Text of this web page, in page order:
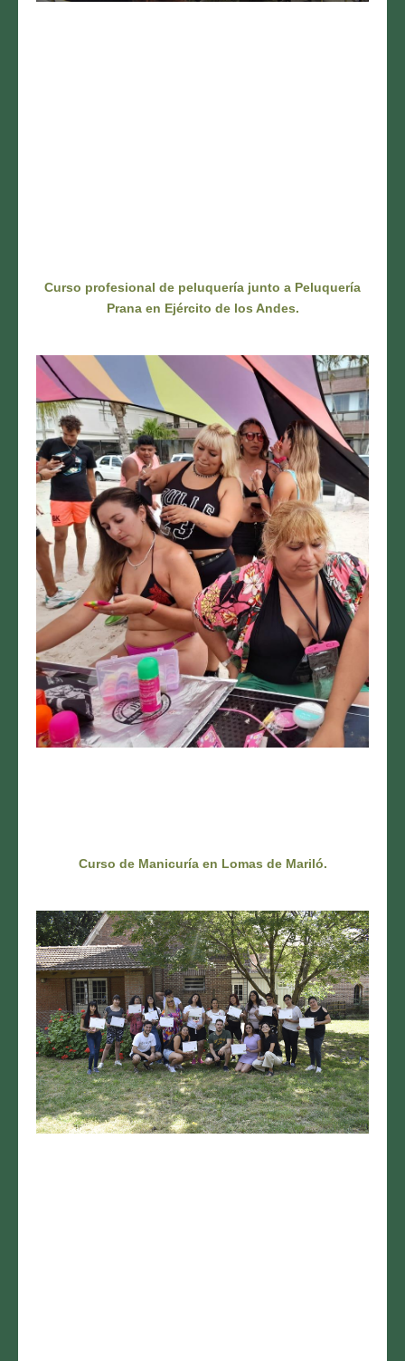
Curso profesional de peluquería junto a Peluquería
Pranaen Ejército de los Andes.
Curso de Manicuría en Lomas de Mariló.